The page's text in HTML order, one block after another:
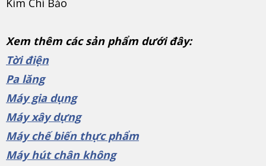
Kim Chí Bảo
Xem thêm các sản phẩm dưới đây:
Tời điện
Pa lăng
Máy gia dụng
Máy xây dựng
Máy chế biến thực phẩm
Máy hút chân không